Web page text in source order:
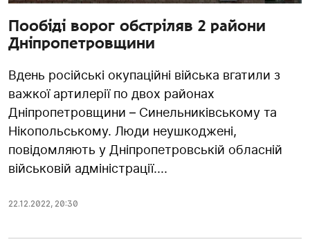
Пообіді ворог обстріляв 2 райони
Дніпропетровщини
Вдень російські окупаційні війська вгатили з
важкої артилерії по двох районах
Дніпропетровщини – Синельниківському та
Нікопольському. Люди неушкоджені,
повідомляють у Дніпропетровській обласній
військовій адміністрації....
22.12.2022, 20:30